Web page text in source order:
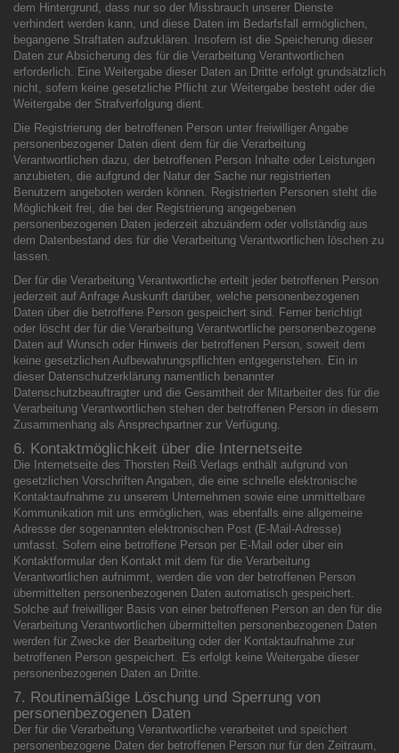
dem Hintergrund, dass nur so der Missbrauch unserer Dienste
verhindert werden kann, und diese Daten im Bedarfsfall ermöglichen,
begangene Straftaten aufzuklären. Insofern ist die Speicherung dieser
Daten zur Absicherung des für die Verarbeitung Verantwortlichen
erforderlich. Eine Weitergabe dieser Daten an Dritte erfolgt grundsätzlich
nicht, sofern keine gesetzliche Pflicht zur Weitergabe besteht oder die
Weitergabe der Strafverfolgung dient.
Die Registrierung der betroffenen Person unter freiwilliger Angabe
personenbezogener Daten dient dem für die Verarbeitung
Verantwortlichen dazu, der betroffenen Person Inhalte oder Leistungen
anzubieten, die aufgrund der Natur der Sache nur registrierten
Benutzern angeboten werden können. Registrierten Personen steht die
Möglichkeit frei, die bei der Registrierung angegebenen
personenbezogenen Daten jederzeit abzuändern oder vollständig aus
dem Datenbestand des für die Verarbeitung Verantwortlichen löschen zu
lassen.
Der für die Verarbeitung Verantwortliche erteilt jeder betroffenen Person
jederzeit auf Anfrage Auskunft darüber, welche personenbezogenen
Daten über die betroffene Person gespeichert sind. Ferner berichtigt
oder löscht der für die Verarbeitung Verantwortliche personenbezogene
Daten auf Wunsch oder Hinweis der betroffenen Person, soweit dem
keine gesetzlichen Aufbewahrungspflichten entgegenstehen. Ein in
dieser Datenschutzerklärung namentlich benannter
Datenschutzbeauftragter und die Gesamtheit der Mitarbeiter des für die
Verarbeitung Verantwortlichen stehen der betroffenen Person in diesem
Zusammenhang als Ansprechpartner zur Verfügung.
6. Kontaktmöglichkeit über die Internetseite
Die Internetseite des Thorsten Reiß Verlags enthält aufgrund von
gesetzlichen Vorschriften Angaben, die eine schnelle elektronische
Kontaktaufnahme zu unserem Unternehmen sowie eine unmittelbare
Kommunikation mit uns ermöglichen, was ebenfalls eine allgemeine
Adresse der sogenannten elektronischen Post (E-Mail-Adresse)
umfasst. Sofern eine betroffene Person per E-Mail oder über ein
Kontaktformular den Kontakt mit dem für die Verarbeitung
Verantwortlichen aufnimmt, werden die von der betroffenen Person
übermittelten personenbezogenen Daten automatisch gespeichert.
Solche auf freiwilliger Basis von einer betroffenen Person an den für die
Verarbeitung Verantwortlichen übermittelten personenbezogenen Daten
werden für Zwecke der Bearbeitung oder der Kontaktaufnahme zur
betroffenen Person gespeichert. Es erfolgt keine Weitergabe dieser
personenbezogenen Daten an Dritte.
7. Routinemäßige Löschung und Sperrung von
personenbezogenen Daten
Der für die Verarbeitung Verantwortliche verarbeitet und speichert
personenbezogene Daten der betroffenen Person nur für den Zeitraum,